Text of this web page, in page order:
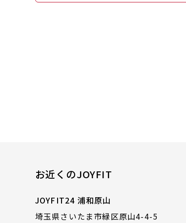
お近くのJOYFIT
JOYFIT24 浦和原山
埼玉県さいたま市緑区原山4-4-5